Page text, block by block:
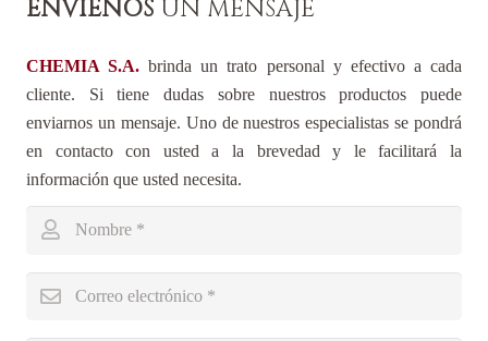
ENVÍENOS UN MENSAJE
CHEMIA S.A. brinda un trato personal y efectivo a cada
cliente. Si tiene dudas sobre nuestros productos puede
enviarnos un mensaje. Uno de nuestros especialistas se pondrá
en contacto con usted a la brevedad y le facilitará la
información que usted necesita.